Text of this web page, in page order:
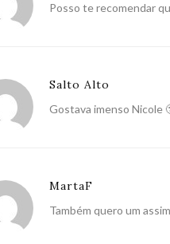
Posso te recomendar
Salto Alto
Gostava imenso Nicole
MartaF
Também quero um